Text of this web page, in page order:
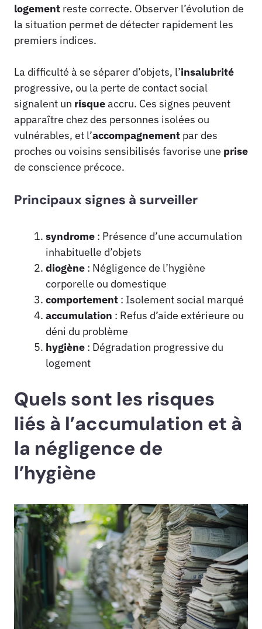
logement reste correcte. Observer l’évolution de
la situation permet de détecter rapidement les
premiers indices.
La difficulté à se séparer d’objets, l’insalubrité
progressive, ou la perte de contact social
signalent un risqueaccru. Ces signes peuvent
apparaître chez des personnes isolées ou
vulnérables, et l’accompagnement par des
proches ou voisins sensibilisés favorise une prise
de conscience précoce.
Principaux signes à surveiller
syndrome : Présence d’une accumulation
inhabituelle d’objets
diogène : Négligence de l’hygiène
corporelle ou domestique
comportement : Isolement social marqué
accumulation : Refus d’aide extérieure ou
déni du problème
hygiène : Dégradation progressive du
logement
Quels sont les risques
liés à l’accumulation et à
la négligence de
l’hygiène